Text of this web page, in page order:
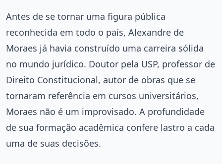
Antes de se tornar uma figura pública
reconhecida em todo o país, Alexandre de
Moraes já havia construído uma carreira sólida
no mundo jurídico. Doutor pela USP, professor de
Direito Constitucional, autor de obras que se
tornaram referência em cursos universitários,
Moraes não é um improvisado. A profundidade
de sua formação acadêmica confere lastro a cada
uma de suas decisões.